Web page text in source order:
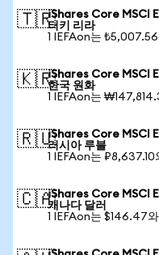
🇹🇷iShares Core MSCI
터키 리라
1 IEFAon는
🇰🇷iShares Core MSCI
한국 원화
1 IEFAon는
🇷🇺iShares Core MSCI
러시아 루블
1 IEFAon는 ₽8,637.10
🇨🇦iShares Core MSCI
캐나다 달러
1 IEFAon는 $146.47